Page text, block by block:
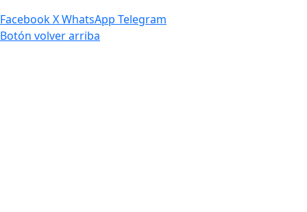
FacebookXWhatsApp Telegram
Botón volver arriba